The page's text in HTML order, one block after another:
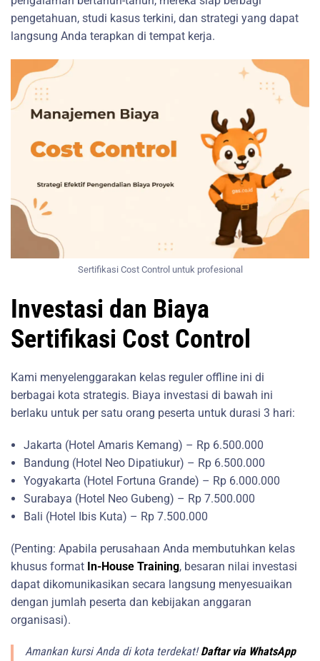
pengetahuan, studi kasus terkini, dan strategi yang dapat
langsung Anda terapkan di tempat kerja.
Sertifikasi Cost Control untuk profesional
Investasi dan Biaya
Sertifikasi Cost Control
Kami menyelenggarakan kelas reguler offline ini di
berbagai kota strategis. Biaya investasi di bawah ini
berlaku untuk per satu orang peserta untuk durasi 3 hari:
Jakarta (Hotel Amaris Kemang) – Rp 6.500.000
Bandung (Hotel Neo Dipatiukur) – Rp 6.500.000
Yogyakarta (Hotel Fortuna Grande) – Rp 6.000.000
Surabaya (Hotel Neo Gubeng) – Rp 7.500.000
Bali (Hotel Ibis Kuta) – Rp 7.500.000
(Penting: Apabila perusahaan Anda membutuhkan kelas
khusus format In-House Training, besaran nilai investasi
dapat dikomunikasikan secara langsung menyesuaikan
dengan jumlah peserta dan kebijakan anggaran
organisasi).
Amankan kursi Anda di kota terdekat!Daftar via WhatsApp